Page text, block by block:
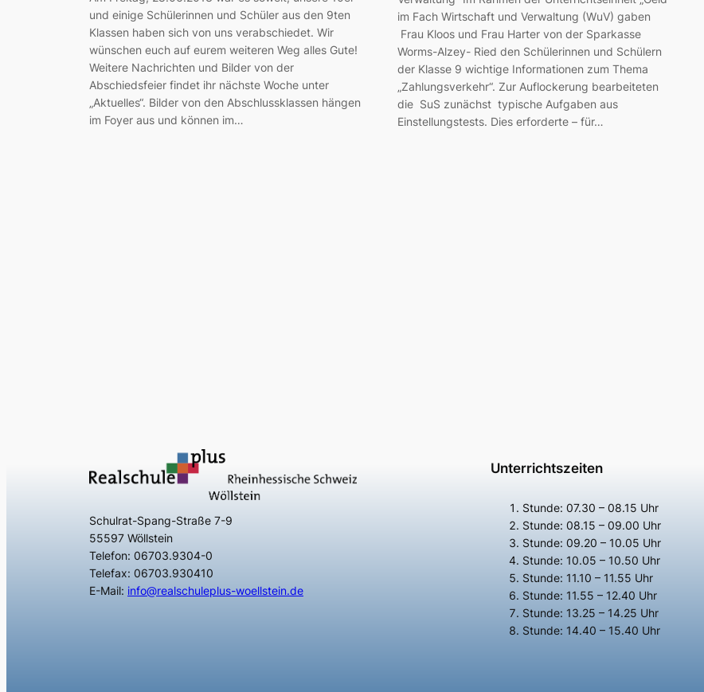
und einige Schülerinnen und Schüler aus den 9ten
Klassen haben sich von uns verabschiedet. Wir
wünschen euch auf eurem weiteren Weg alles Gute!
Weitere Nachrichten und Bilder von der
Abschiedsfeier findet ihr nächste Woche unter
„Aktuelles“. Bilder von den Abschlussklassen hängen
im Foyer aus und können im…
im Fach Wirtschaft und Verwaltung (WuV) gaben
Frau Kloos und Frau Harter von der Sparkasse
Worms-Alzey- Ried den Schülerinnen und Schülern
der Klasse 9 wichtige Informationen zum Thema
„Zahlungsverkehr“. Zur Auflockerung bearbeiteten
die SuS zunächst typische Aufgaben aus
Einstellungstests. Dies erforderte – für…
Schulrat-Spang-Straße 7-9
55597 Wöllstein
Telefon: 06703.9304-0
Telefax: 06703.930410
E-Mail: info@realschuleplus-woellstein.de
Unterrichtszeiten
Stunde: 07.30 – 08.15 Uhr
Stunde: 08.15 – 09.00 Uhr
Stunde: 09.20 – 10.05 Uhr
Stunde: 10.05 – 10.50 Uhr
Stunde: 11.10 – 11.55 Uhr
Stunde: 11.55 – 12.40 Uhr
Stunde: 13.25 – 14.25 Uhr
Stunde: 14.40 – 15.40 Uhr